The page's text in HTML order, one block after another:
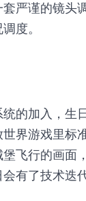
严谨的镜头
度。
的加入，生
界游戏里标
飞行的画面
有了技术迭